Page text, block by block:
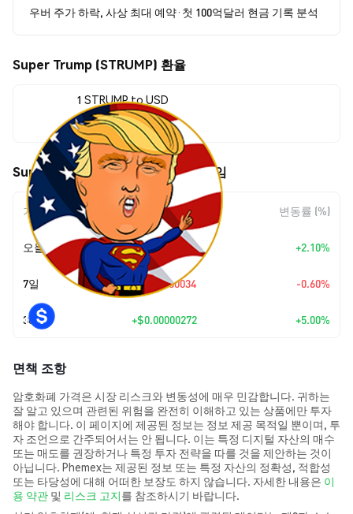
우버 주가 하락, 사상 최대 예약·첫 100억달러 현금 기록 분석
Super Trump (STRUMP) 환율
1 STRUMP to USD
$0.00005703
Super Trump (STRUMP) 가격 움직임
기간 변동 폭 변동률 (%)
오늘 +$0.00000117 +2.10%
7일 $-0.00000034 -0.60%
30일 +$0.00000272 +5.00%
면책 조항
암호화폐 가격은 시장 리스크와 변동성에 매우 민감합니다. 귀하는
잘 알고 있으며 관련된 위험을 완전히 이해하고 있는 상품에만 투자
해야 합니다. 이 페이지에 제공된 정보는 정보 제공 목적일 뿐이며, 투
자 조언으로 간주되어서는 안 됩니다. 이는 특정 디지털 자산의 매수
또는 매도를 권장하거나 특정 투자 전략을 따를 것을 제안하는 것이
아닙니다. Phemex는 제공된 정보 또는 특정 자산의 정확성, 적합성
또는 타당성에 대해 어떠한 보장도 하지 않습니다. 자세한 내용은 이
용 약관 및 리스크 고지를 참조하시기 바랍니다.